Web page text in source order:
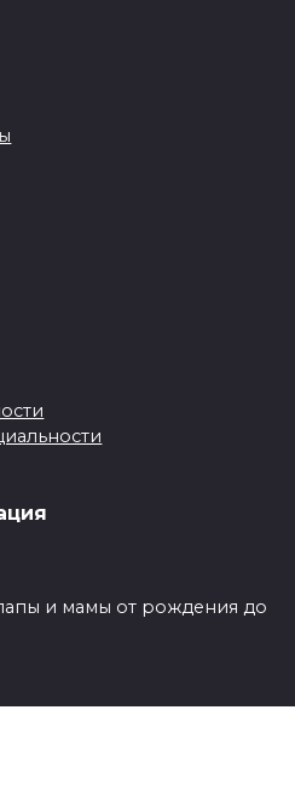
и мамы от рождения до